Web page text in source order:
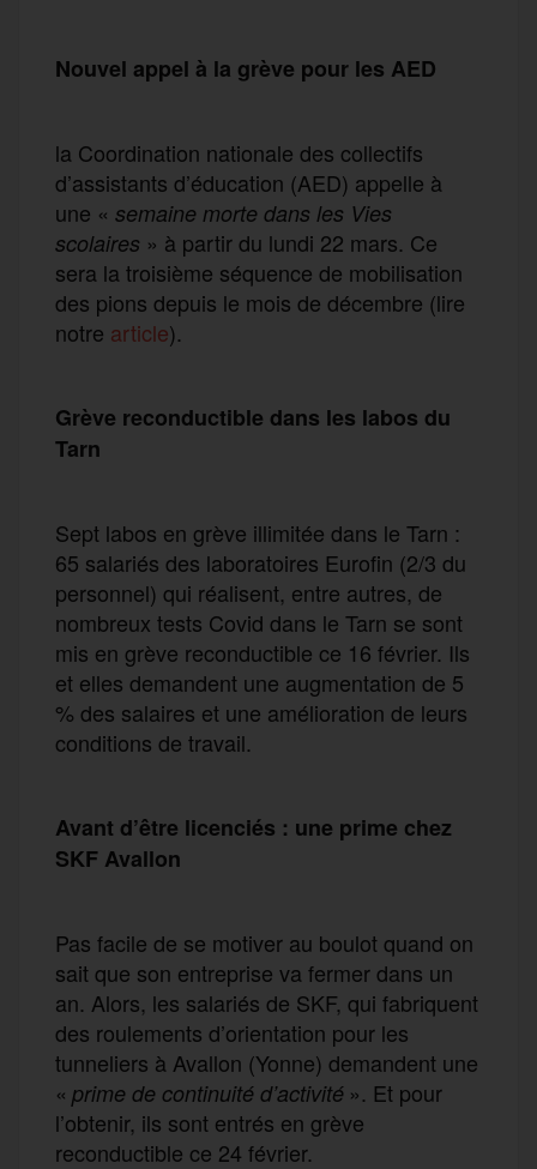
Nouvel appel à la grève pour les AED
la Coordination nationale des collectifs
d’assistants d’éducation (AED) appelle à
une « semaine morte dans les Vies
scolaires » à partir du lundi 22 mars. Ce
sera la troisième séquence de mobilisation
des pions depuis le mois de décembre (lire
notre article).
Grève reconductible dans les labos du
Tarn
Sept labos en grève illimitée dans le Tarn :
65 salariés des laboratoires Eurofin (2/3 du
personnel) qui réalisent, entre autres, de
nombreux tests Covid dans le Tarn se sont
mis en grève reconductible ce 16 février. Ils
et elles demandent une augmentation de 5
% des salaires et une amélioration de leurs
conditions de travail.
Avant d’être licenciés : une prime chez
SKF Avallon
Pas facile de se motiver au boulot quand on
sait que son entreprise va fermer dans un
an. Alors, les salariés de SKF, qui fabriquent
des roulements d’orientation pour les
tunneliers à Avallon (Yonne) demandent une
« prime de continuité d’activité ». Et pour
l’obtenir, ils sont entrés en grève
reconductible ce 24 février.